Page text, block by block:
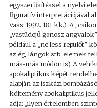
egyszerűsítéssel a nyelvi
figuratív interpretációjával
Vass: 1992. 181 kk.). A
„vastüdejű gonosz
például a „ne less repülőt”
az ég, lángok stb. elemek
más-más módon is). A
apokaliptikus képét
alapján az iszkázi
költemény apokaliptikus
adja: „ilyen értelemben